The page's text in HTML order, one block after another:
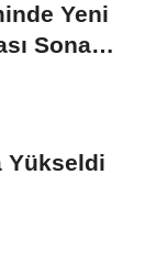
Yeni
Sona
Yükseldi